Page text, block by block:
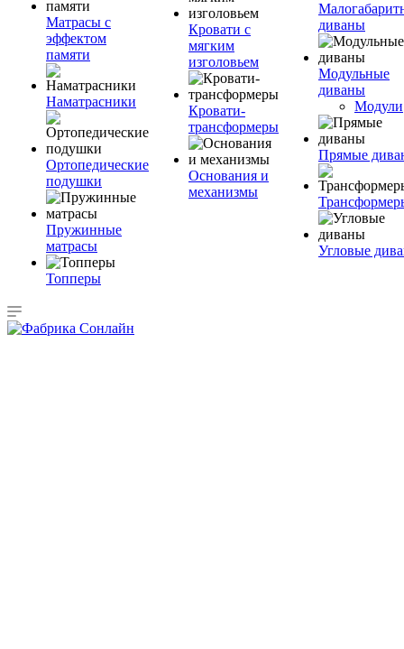
Матрасы с
эффектом
памяти
Наматрасники
Ортопедические
подушки
Пружинные
матрасы
Топперы
Кровати с
мягким
изголовьем
Кровати-
трансформеры
Основания и
механизмы
диваны
Модульные
диваны
Модули
Прямые
Угловые